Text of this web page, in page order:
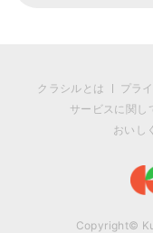
クラシルとは プラ
サービスに関し
おいし
Copyright©